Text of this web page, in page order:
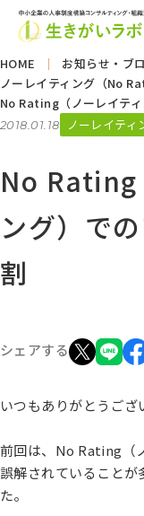
HOME
お知らせ・ブ
ノーレイティング（No
No Rating（ノーレイテ
2018.01.18 ノーレイティ
No Rating
ング）で
割
シェアする
いつもありがとうござ
前回は、No Rating（
誤解されていること
た。